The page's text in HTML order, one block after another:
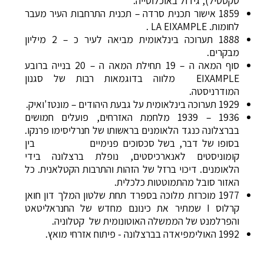
1859 אישור תכנית סרדה – תכנית התרחבות העיר מעבר
לחומות. LA EIXAMPLE .
1888 תערוכה בינלאומית מביאה לעיר כ – 2 מיליון
מבקרים.
סוף המאה ה – 19 תחילת המאה ה – 20 בנייה ברובע
EIXAMPLE מלווה בדוגמאות רבות של סגנון
המודרניסטה.
1929 תערוכה בינלאומית על גבעת היהודים – מונטז'ואיק.
1936 – 1939 מלחמת האזרחים, פועלים חמושים
בברצלונה כנגד הלאומנים בראשותו של חנרליסימו פרנקו.
בסופו של דבר, בשל סכסוכים פנימיים בין
קומוניסטים לאנארכיסטים, נופלת ברצלונה בידי
הלאומנים. דיכוי ברזל של הזהות והתרבות הקטלאנית. כל
האזור סובל מהתמוטטות כלכלית.
1977 מוכרזת מלוכה בספרד תחת שלטון המלך דון חואן
קרלוס I שמתיר את כינונם מחדש של החנראליטאט
והפרלמנט של הממשלה האוטונומית של קטלוניה.
1992 האולימפיאדה בברצלונה - פיתוח אזרחי מואץ.